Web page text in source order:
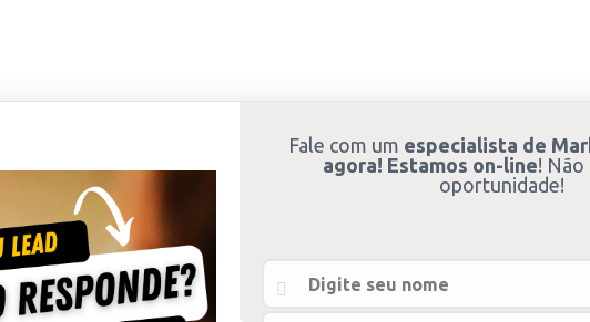
Fale com um especialista de
agora! Estamos on-line! Não
oportunidade!